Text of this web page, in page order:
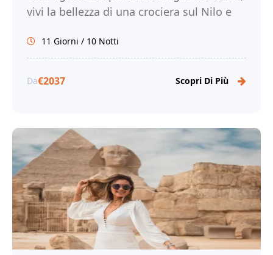
vivi la bellezza di una crociera sul Nilo e
storia e cultura dell'Egitto.
11 Giorni / 10 Notti
Da€2037 Scopri Di Più